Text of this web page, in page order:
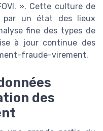
». Cette culture de
par un état des lieux
fine des types de
à jour continue des
fraude-virement.
des